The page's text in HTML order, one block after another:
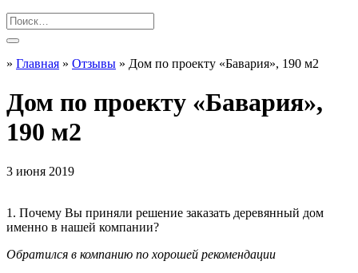
» Главная » Отзывы » Дом по проекту «Бавария», 190 м2
Дом по проекту «Бавария»,
190 м2
3 июня 2019
1. Почему Вы приняли решение заказать деревянный дом
именно в нашей компании?
Обратился в компанию по хорошей рекомендации